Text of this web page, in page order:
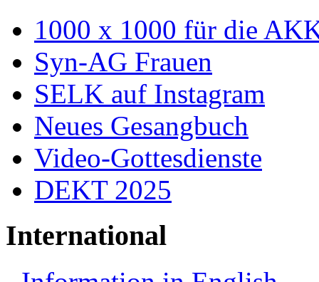
1000 x 1000 für die
Syn-AG Frauen
SELK auf Instagram
Neues Gesangbuch
Video-Gottesdienste
DEKT 2025
International